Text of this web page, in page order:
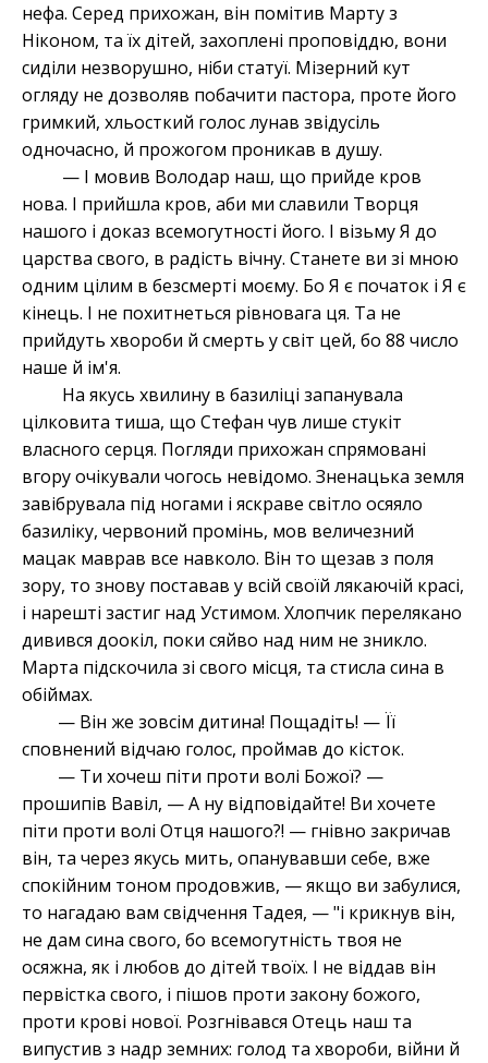
нефа. Серед прихожан, він помітив Марту з
Ніконом, та їх дітей, захоплені проповіддю, вони
сиділи незворушно, ніби статуї. Мізерний кут
огляду не дозволяв побачити пастора, проте його
гримкий, хльосткий голос лунав звідусіль
одночасно, й прожогом проникав в душу.
— І мовив Володар наш, що прийде кров
нова. І прийшла кров, аби ми славили Творця
нашого і доказ всемогутності його. І візьму Я до
царства свого, в радість вічну. Станете ви зі мною
одним цілим в безсмерті моєму. Бо Я є початок і Я є
кінець. І не похитнеться рівновага ця. Та не
прийдуть хвороби й смерть у світ цей, бо 88 число
наше й ім'я.
На якусь хвилину в базиліці запанувала
цілковита тиша, що Стефан чув лише стукіт
власного серця. Погляди прихожан спрямовані
вгору очікували чогось невідомо. Зненацька земля
завібрувала під ногами і яскраве світло осяяло
базиліку, червоний промінь, мов величезний
мацак маврав все навколо. Він то щезав з поля
зору, то знову поставав у всій своїй лякаючій красі,
і нарешті застиг над Устимом. Хлопчик перелякано
дивився доокіл, поки сяйво над ним не зникло.
Марта підскочила зі свого місця, та стисла сина в
обіймах.
— Він же зовсім дитина! Пощадіть! — Її
сповнений відчаю голос, проймав до кісток.
— Ти хочеш піти проти волі Божої? —
прошипів Вавіл, — А ну відповідайте! Ви хочете
піти проти волі Отця нашого?! — гнівно закричав
він, та через якусь мить, опанувавши себе, вже
спокійним тоном продовжив, — якщо ви забулися,
то нагадаю вам свідчення Тадея, — "і крикнув він,
не дам сина свого, бо всемогутність твоя не
осяжна, як і любов до дітей твоїх. І не віддав він
первістка свого, і пішов проти закону божого,
проти крові нової. Розгнівався Отець наш та
випустив з надр земних: голод та хвороби, війни й